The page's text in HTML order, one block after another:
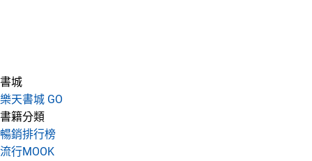
書城
樂天書城 GO
書籍分類
暢銷排行榜
流行MOOK